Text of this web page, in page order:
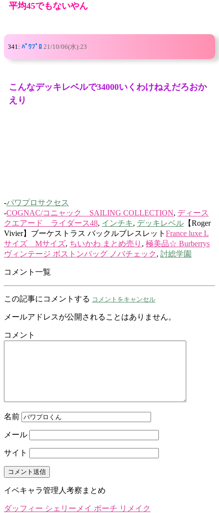
平均45でもないやん
341: ﾊﾟﾜﾌﾟﾛ 21/10/06(水):23
こんなデッキレベルで34000いくわけねえだろおか
えり
-パワプロサクセス
-COGNAC/コニャック SAILING COLLECTION, ディース
クエアード ライダース48, インチキ, デッキレベル 【Roger
Vivier】ブーケストラス バックルブレスレット France luxe L
サイズ Mサイズ, ちいかわ まとめ売り , 極美品☆ Burberrys
ヴィンテージ ボストンバッグ ノバチェック , 討総学園
コメント一覧
この記事にコメントする コメントをキャンセル
メールアドレスが公開されることはありません。
コメント
名前
メール
サイト
イベキャラ管理人考察まとめ
ダッフィー シェリーメイ ポーチ リメイク